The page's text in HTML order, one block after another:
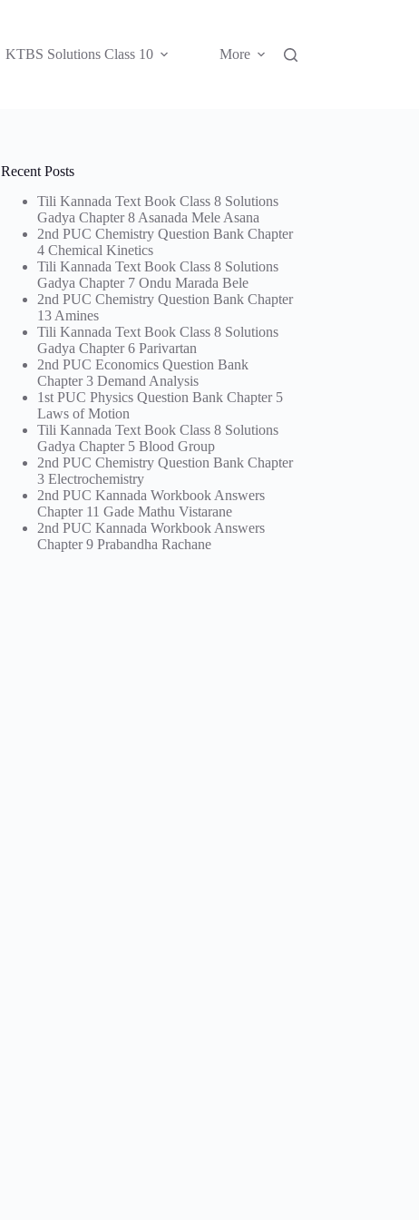
KTBS Solutions Class 10 More
Recent Posts
Tili Kannada Text Book Class 8 Solutions
Gadya Chapter 8 Asanada Mele Asana
2nd PUC Chemistry Question Bank Chapter
4 Chemical Kinetics
Tili Kannada Text Book Class 8 Solutions
Gadya Chapter 7 Ondu Marada Bele
2nd PUC Chemistry Question Bank Chapter
13 Amines
Tili Kannada Text Book Class 8 Solutions
Gadya Chapter 6 Parivartan
2nd PUC Economics Question Bank
Chapter 3 Demand Analysis
1st PUC Physics Question Bank Chapter 5
Laws of Motion
Tili Kannada Text Book Class 8 Solutions
Gadya Chapter 5 Blood Group
2nd PUC Chemistry Question Bank Chapter
3 Electrochemistry
2nd PUC Kannada Workbook Answers
Chapter 11 Gade Mathu Vistarane
2nd PUC Kannada Workbook Answers
Chapter 9 Prabandha Rachane